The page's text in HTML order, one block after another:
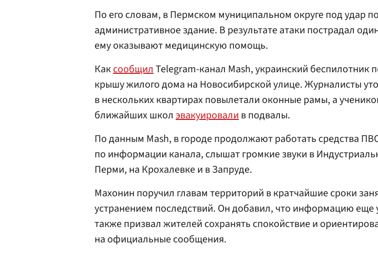
По его словам, в Пермском муниципальном округе под удар
административное здание. В результате атаки пострадал
ему оказывают медицинскую помощь.
КаксообщилTelegram-канал Mash, украинский беспилотник
крышу жилого дома на Новосибирской улице. Журналисты
в нескольких квартирах повылетали оконные рамы, а
ближайших школ эвакуировалив подвалы.
По данным Mash, в городе продолжают работать средства
по информации канала, слышат громкие звуки в
Перми, на Крохалевке и в Запруде.
Махонин поручил главам территорий в кратчайшие сроки
устранением последствий. Он добавил, что информацию еще
также призвал жителей сохранять спокойствие и
на официальные сообщения.